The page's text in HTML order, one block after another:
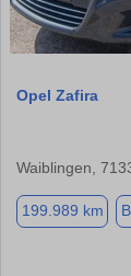
Opel Zafira
Waiblingen,
199.989 km